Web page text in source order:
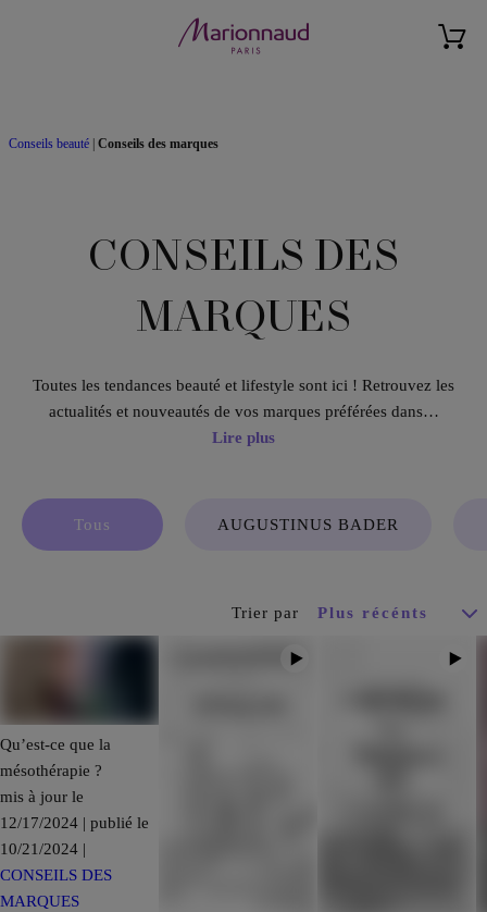
Conseils beauté Conseils des marques
CONSEILS DES
MARQUES
Toutes les tendances beauté et lifestyle sont ici ! Retrouvez les
actualités et nouveautés de vos marques préférées dans…
Lire plus
Tous AUGUSTINUS BADER
Trier par
Qu’est-ce que la
mésothérapie ?
mis à jour le
12/17/2024 | publié le
10/21/2024 |
CONSEILS DES
MARQUES